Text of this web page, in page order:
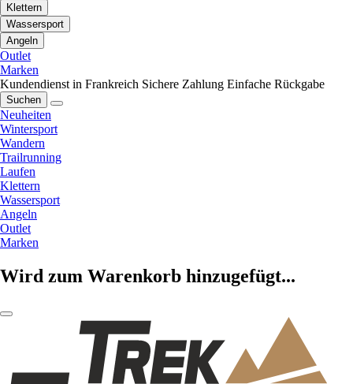
Klettern
Wassersport
Angeln
Outlet
Marken
Kundendienst in Frankreich Sichere Zahlung Einfache Rückgabe
Suchen
Neuheiten
Wintersport
Wandern
Trailrunning
Laufen
Klettern
Wassersport
Angeln
Outlet
Marken
Wird zum Warenkorb hinzugefügt...